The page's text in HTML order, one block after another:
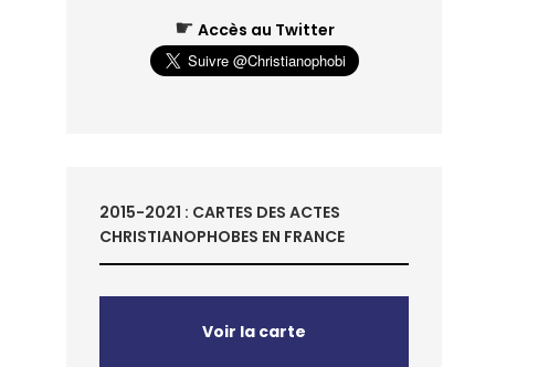
☛ Accès au Twitter
2015-2021 : CARTES DES ACTES
CHRISTIANOPHOBES EN FRANCE
Voir la carte